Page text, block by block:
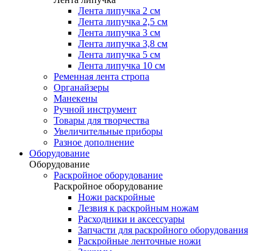
Лента липучка 2 см
Лента липучка 2,5 см
Лента липучка 3 см
Лента липучка 3,8 см
Лента липучка 5 см
Лента липучка 10 см
Ременная лента стропа
Органайзеры
Манекены
Ручной инструмент
Товары для творчества
Увеличительные приборы
Разное дополнение
Оборудование
Оборудование
Раскройное оборудование
Раскройное оборудование
Ножи раскройные
Лезвия к раскройным ножам
Расходники и аксессуары
Запчасти для раскройного оборудования
Раскройные ленточные ножи